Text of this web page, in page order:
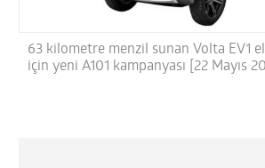
63 kilometre menzil sunan Volta EV1
için yeni A101 kampanyası [22 Mayıs